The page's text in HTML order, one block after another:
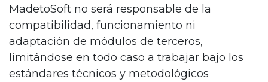
MadetoSoft no será responsable de la
compatibilidad, funcionamiento ni
adaptación de módulos de terceros,
limitándose en todo caso a trabajar bajo los
estándares técnicos y metodológicos